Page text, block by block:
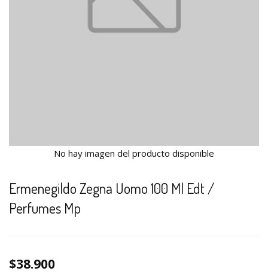
No hay imagen del producto disponible
Ermenegildo Zegna Uomo 100 Ml Edt /
Perfumes Mp
$38.900